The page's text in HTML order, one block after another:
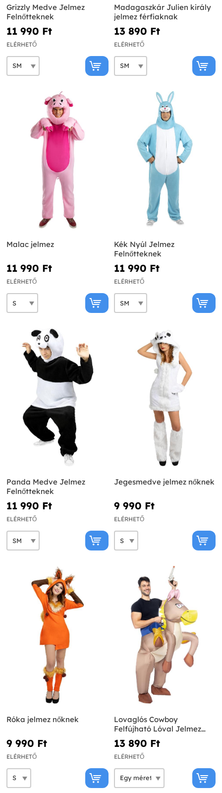
Grizzly Medve Jelmez
Felnőtteknek
11 990 Ft‎
ELÉRHETŐ
Madagaszkár Julien király
jelmez férfiaknak
13 890 Ft‎
ELÉRHETŐ
Malac jelmez
11 990 Ft‎
ELÉRHETŐ
Kék Nyúl Jelmez
Felnőtteknek
11 990 Ft‎
ELÉRHETŐ
Panda Medve Jelmez
Felnőtteknek
11 990 Ft‎
ELÉRHETŐ
Jegesmedve jelmez nőknek
9 990 Ft‎
ELÉRHETŐ
Róka jelmez nőknek
9 990 Ft‎
ELÉRHETŐ
Lovaglós Cowboy
Felfújható Lóval Jelmez
Felnőtteknek
13 890 Ft‎
ELÉRHETŐ